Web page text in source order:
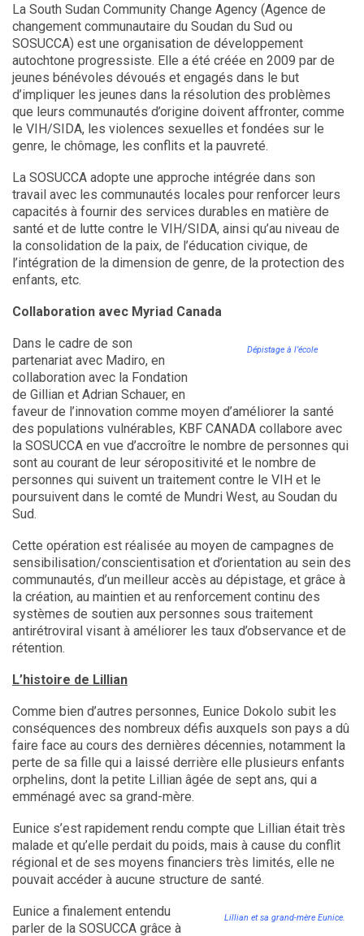
La South Sudan Community Change Agency (Agence de
changement communautaire du Soudan du Sud ou
SOSUCCA) est une organisation de développement
autochtone progressiste. Elle a été créée en 2009 par de
jeunes bénévoles dévoués et engagés dans le but
d’impliquer les jeunes dans la résolution des problèmes
que leurs communautés d’origine doivent affronter, comme
le VIH/SIDA, les violences sexuelles et fondées sur le
genre, le chômage, les conflits et la pauvreté.
La SOSUCCA adopte une approche intégrée dans son
travail avec les communautés locales pour renforcer leurs
capacités à fournir des services durables en matière de
santé et de lutte contre le VIH/SIDA, ainsi qu’au niveau de
la consolidation de la paix, de l’éducation civique, de
l’intégration de la dimension de genre, de la protection des
enfants, etc.
Collaboration avec Myriad Canada
Dépistage à l’école
Dans le cadre de son
partenariat avec Madiro, en
collaboration avec la Fondation
de Gillian et Adrian Schauer, en
faveur de l’innovation comme moyen d’améliorer la santé
des populations vulnérables, KBF CANADA collabore avec
la SOSUCCA en vue d’accroître le nombre de personnes qui
sont au courant de leur séropositivité et le nombre de
personnes qui suivent un traitement contre le VIH et le
poursuivent dans le comté de Mundri West, au Soudan du
Sud.
Cette opération est réalisée au moyen de campagnes de
sensibilisation/conscientisation et d’orientation au sein des
communautés, d’un meilleur accès au dépistage, et grâce à
la création, au maintien et au renforcement continu des
systèmes de soutien aux personnes sous traitement
antirétroviral visant à améliorer les taux d’observance et de
rétention.
L’histoire de Lillian
Comme bien d’autres personnes, Eunice Dokolo subit les
conséquences des nombreux défis auxquels son pays a dû
faire face au cours des dernières décennies, notamment la
perte de sa fille qui a laissé derrière elle plusieurs enfants
orphelins, dont la petite Lillian âgée de sept ans, qui a
emménagé avec sa grand-mère.
Eunice s’est rapidement rendu compte que Lillian était très
malade et qu’elle perdait du poids, mais à cause du conflit
régional et de ses moyens financiers très limités, elle ne
pouvait accéder à aucune structure de santé.
Lillian et sa grand-mère Eunice.
Eunice a finalement entendu
parler de la SOSUCCA grâce à